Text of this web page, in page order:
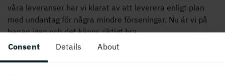
Consent Details About
våra leveranser har vi klarat av att leverera enligt plan
med undantag för några mindre förseningar. Nu är vi på
banan igen och det känns riktigt bra.